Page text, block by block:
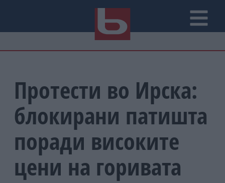
Протести во Ирска:
блокирани патишта
поради високите
цени на горивата